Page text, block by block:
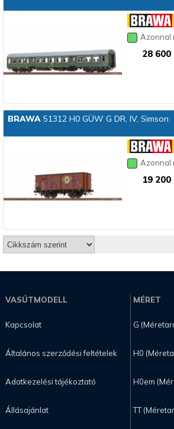
Azonnal
28 600
BRAWA51312 H0 GÜW G DR, IV, Simson
Azonnal
19 200
VASÚTMODELL
Kapcsolat
Általános szerződési feltételek
Adatkezelési tájékoztató
Állásajánlat
MÉRET
G
H0
H0em
TT